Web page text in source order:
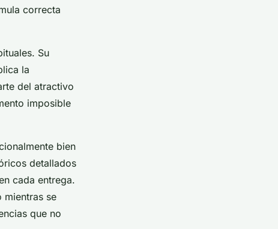
correcta
Su
la
del atractivo
imposible
bien
detallados
cada entrega.
mientras se
que no